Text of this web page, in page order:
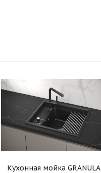
Кухонная мойка GRANULA